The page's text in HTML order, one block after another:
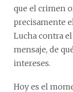
que el crimen
precisamente
Lucha contra
mensaje, de
intereses.
Hoy es el